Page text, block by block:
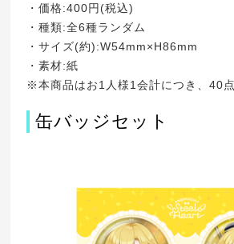
・価格:400円(税込)
・種類:全6種ランダム
・サイズ(約):W54mm×H86mm
・素材:紙
※本商品はお1人様1会計につき、40
缶バッジセット